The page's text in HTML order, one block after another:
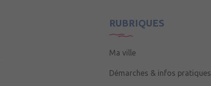
RUBRIQUES
Ma ville
Démarches & infos pratiques